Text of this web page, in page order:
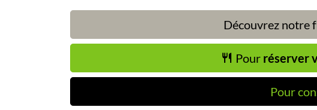
Découvrez notre
Pour réserver
Pour